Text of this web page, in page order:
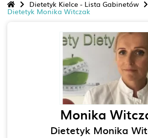
Dietetyk Kielce - Lista Gabinetów
Dietetyk Monika Witczak
Monika
Dietetyk Monika